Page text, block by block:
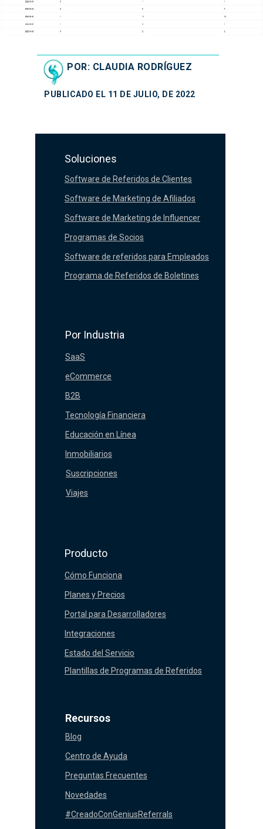
PUBLICADO EL 11 DE JULIO, DE 2022
POR: CLAUDIA RODRÍGUEZ
Software de Referidos de Clientes
Programa de Referidos de Boletines
Programas de Socios
Software de Marketing de Influencer
Software de Marketing de Afiliados
Software de referidos para Empleados
Soluciones
Blog
#CreadoConGeniusReferrals
Novedades
Preguntas Frecuentes
Centro de Ayuda
Recursos
SaaS
Inmobiliarios
Educación en Línea
Tecnología Financiera
B2B
eCommerce
Viajes
Suscripciones
Por Industria
Cómo Funciona
Integraciones
Plantillas de Programas de Referidos
Estado del Servicio
Portal para Desarrolladores
Planes y Precios
Producto